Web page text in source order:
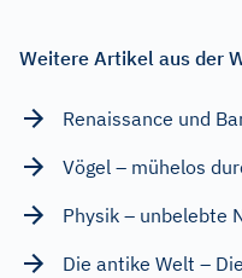
Weitere Artikel aus der
Renaissance und
Vögel – mühelos
Physik – unbelebte
Die antike Welt –